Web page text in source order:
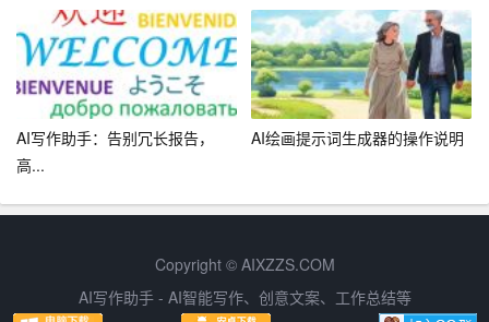
五、未来展望：人机共生的文学新生态
展望未来，AI与文学创作将更加紧密地融合，形成一种“人
机共生”的新生态在这个生态中，AI不仅是内容的生产者，
更是创意的激发者和文化的传播者它可以帮助作家突破创
作瓶颈，为不同文化背景的读者提供个性化的阅读体验；
在教育领域，它可作为教学工具，培养学生的写作技能和
未有的深度和广度。
总之，\”AI智能写作：英文创作新境界\”不仅标志着技术进
AI写作助手：告别冗长报告，
高...
AI绘画提示词生成器的操作说明
Copyright © AIXZZS.COM
AI写作助手 - AI智能写作、创意文案、工作总结等